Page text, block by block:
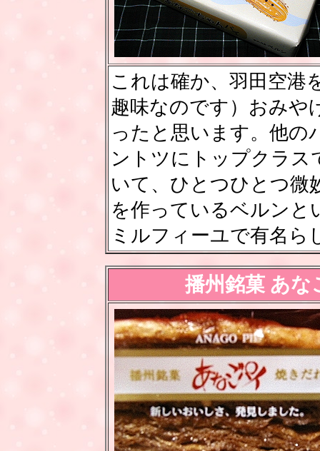
これは確か、羽田空港
趣味なのです）おみや
ったと思います。他の
ントツにトップクラス
いて、ひとつひとつ微
を作っているベルンと
ミルフィーユで有名ら
播州銘菓 あな